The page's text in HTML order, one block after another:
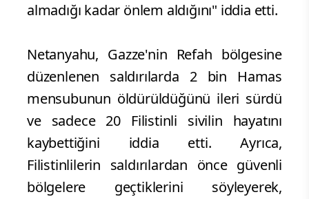
almadığı kadar önlem aldığını" iddia etti.
Netanyahu, Gazze'nin Refah bölgesine
düzenlenen saldırılarda 2 bin Hamas
mensubunun öldürüldüğünü ileri sürdü
ve sadece 20 Filistinli sivilin hayatını
kaybettiğini iddia etti. Ayrıca,
Filistinlilerin saldırılardan önce güvenli
bölgelere geçtiklerini söyleyerek,